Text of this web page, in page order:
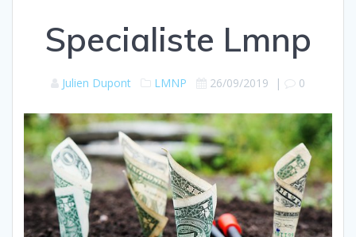
Specialiste Lmnp
Julien Dupont LMNP 26/09/2019 | 0